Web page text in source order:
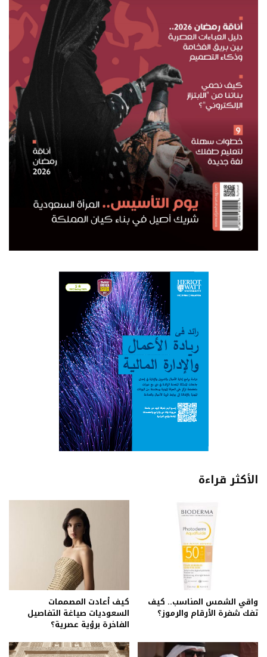
الأكثر قراءة
واقي الشمس المناسب.. كيف
تفك شفرة الأرقام والرموز؟
كيف أعادت المصممات
السعوديات صياغة التفاصيل
الفاخرة برؤية عصرية؟